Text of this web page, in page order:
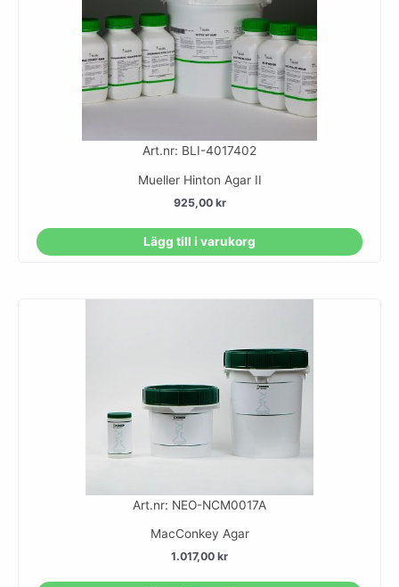
Art.nr: BLI-4017402
Mueller Hinton Agar II
925,00 kr
Lägg till i varukorg
Art.nr: NEO-NCM0017A
MacConkey Agar
1.017,00 kr